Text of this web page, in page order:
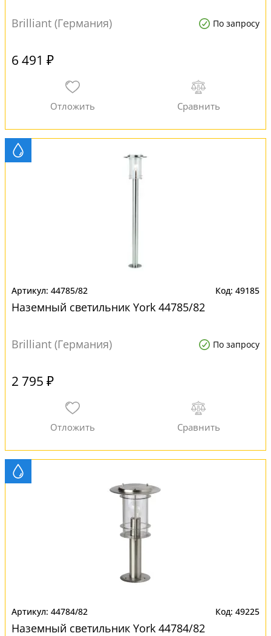
Brilliant (Германия) По запросу
6 491 ₽
44785/82 49185
Наземный светильник York 44785/82
Brilliant (Германия) По запросу
2 795 ₽
44784/82 49225
Наземный светильник York 44784/82